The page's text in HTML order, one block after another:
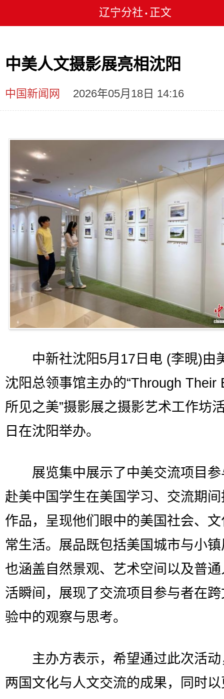
辽宁分社 • 正文
中美人文摄影展亮相沈阳
中国新闻网 2026年05月18日 14:16
中新社沈阳5月17日电 (李晛)由
沈阳总领事馆主办的“Through Their
所见之美”摄影展之摄影艺术工作坊
日在沈阳举办。
展览集中展示了中美交流项目参
赴美中国学生在美国学习、交流期
作品，呈现他们眼中的美国社会、
常生活。展品既包括美国城市与小
也涵盖自然景观、艺术空间以及普
活瞬间，展现了交流项目参与者在
验中的观察与思考。
主办方表示，希望通过此次活动
两国文化与人文交流的成果，同时